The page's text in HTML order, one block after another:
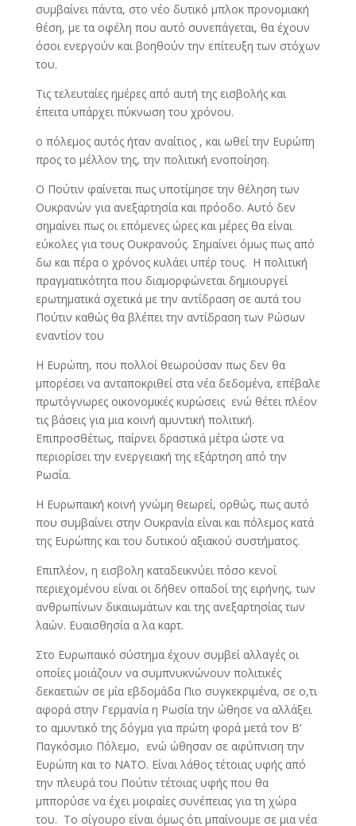
συμβαίνει πάντα, στο νέο δυτικό μπλοκ προνομιακή
θέση, με τα οφέλη που αυτό συνεπάγεται, θα έχουν
όσοι ενεργούν και βοηθούν την επίτευξη των στόχων
του.
Τις τελευταίες ημέρες από αυτή της εισβολής και
έπειτα υπάρχει πύκνωση του χρόνου.
ο πόλεμος αυτός ήταν αναίτιος , και ωθεί την Ευρώπη
προς το μέλλον της, την πολιτική ενοποίηση.
Ο Πούτιν φαίνεται πως υποτίμησε την θέληση των
Ουκρανών για ανεξαρτησία και πρόοδο. Αυτό δεν
σημαίνει πως οι επόμενες ώρες και μέρες θα είναι
εύκολες για τους Ουκρανούς. Σημαίνει όμως πως από
δω και πέρα ο χρόνος κυλάει υπέρ τους. Η πολιτική
πραγματικότητα που διαμορφώνεται δημιουργεί
ερωτηματικά σχετικά με την αντίδραση σε αυτά του
Πούτιν καθώς θα βλέπει την αντίδραση των Ρώσων
εναντίον του
Η Ευρώπη, που πολλοί θεωρούσαν πως δεν θα
μπορέσει να ανταποκριθεί στα νέα δεδομένα, επέβαλε
πρωτόγνωρες οικονομικές κυρώσεις ενώ θέτει πλέον
τις βάσεις για μια κοινή αμυντική πολιτική.
Επιπροσθέτως, παίρνει δραστικά μέτρα ώστε να
περιορίσει την ενεργειακή της εξάρτηση από την
Ρωσία.
Η Ευρωπαική κοινή γνώμη θεωρεί, ορθώς, πως αυτό
που συμβαίνει στην Ουκρανία είναι και πόλεμος κατά
της Ευρώπης και του δυτικού αξιακού συστήματος.
Επιπλέον, η εισβολη καταδεικνύει πόσο κενοί
περιεχομένου είναι οι δήθεν οπαδοί της ειρήνης, των
ανθρωπίνων δικαιωμάτων και της ανεξαρτησίας των
λαών. Ευαισθησία α λα καρτ.
Στο Ευρωπαικό σύστημα έχουν συμβεί αλλαγές οι
οποίες μοιάζουν να συμπνυκνώνουν πολιτικές
δεκαετιών σε μία εβδομάδα Πιο συγκεκριμένα, σε ο,τι
αφορά στην Γερμανία η Ρωσία την ώθησε να αλλάξει
το αμυντικό της δόγμα για πρώτη φορά μετά τον Β’
Παγκόσμιο Πόλεμο, ενώ ώθησαν σε αφύπνιση την
Ευρώπη και το ΝΑΤΟ. Είναι λάθος τέτοιας υφής από
την πλευρά του Πούτιν τέτοιας υφής που θα
μππορύσε να έχει μοιραίες συνέπειας για τη χώρα
του. Το σίγουρο είναι όμως ότι μπαίνουμε σε μια νέα